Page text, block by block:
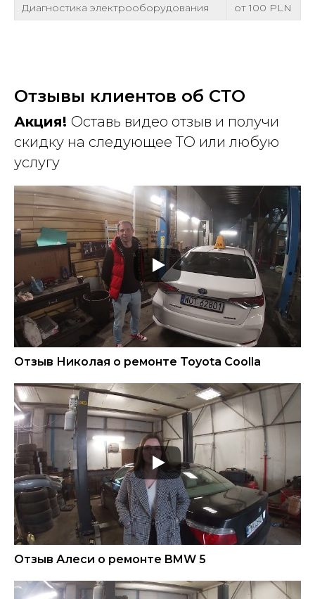
Диагностика электрооборудования
от 100 PLN
Отзывы клиентов об СТО
Акция! Оставь видео отзыв и получи
скидку на следующее ТО или любую
услугу
Отзыв Николая о ремонте Toyota Coolla
Отзыв Алеси о ремонте BMW 5